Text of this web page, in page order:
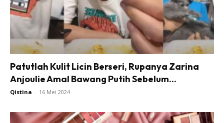
Patutlah Kulit Licin Berseri, Rupanya Zarina
Anjoulie Amal Bawang Putih Sebelum...
Qistina - 16 Mei 2024